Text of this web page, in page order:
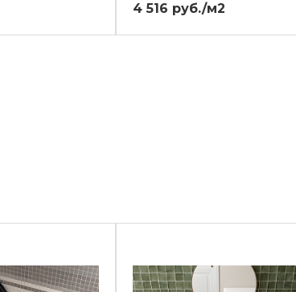
4 516 руб./м2